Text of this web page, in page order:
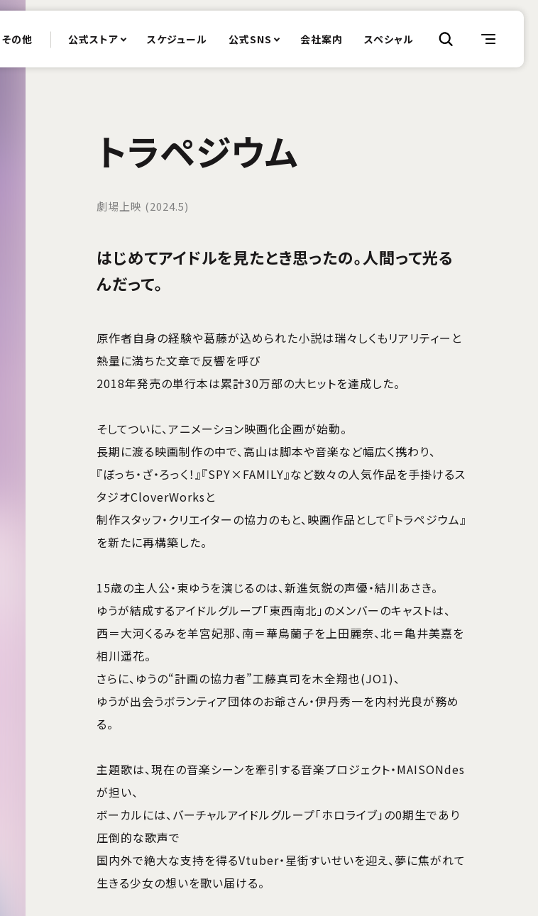
その他 公式ストア スケジュール 公式SNS 会社案内 スペシャル
トラペジウム
劇場上映 (2024.5)
はじめてアイドルを見たとき思ったの。人間って光る
んだって。
原作者自身の経験や葛藤が込められた小説は瑞々しくもリアリティーと
熱量に満ちた文章で反響を呼び
2018年発売の単行本は累計30万部の大ヒットを達成した。
そしてついに、アニメーション映画化企画が始動。
長期に渡る映画制作の中で、高山は脚本や音楽など幅広く携わり、
『ぼっち・ざ・ろっく！』『SPY×FAMILY』など数々の人気作品を手掛けるス
タジオCloverWorksと
制作スタッフ・クリエイターの協力のもと、映画作品として『トラペジウム』
を新たに再構築した。
15歳の主人公・東ゆうを演じるのは、新進気鋭の声優・結川あさき。
ゆうが結成するアイドルグループ「東西南北」のメンバーのキャストは、
西＝大河くるみを羊宮妃那、南＝華鳥蘭子を上田麗奈、北＝亀井美嘉を
相川遥花。
さらに、ゆうの“計画の協力者”工藤真司を木全翔也(JO1)、
ゆうが出会うボランティア団体のお爺さん・伊丹秀一を内村光良が務め
る。
主題歌は、現在の音楽シーンを牽引する音楽プロジェクト・MAISONdes
が担い、
ボーカルには、バーチャルアイドルグループ「ホロライブ」の0期生であり
圧倒的な歌声で
国内外で絶大な支持を得るVtuber・星街すいせいを迎え、夢に焦がれて
生きる少女の想いを歌い届ける。